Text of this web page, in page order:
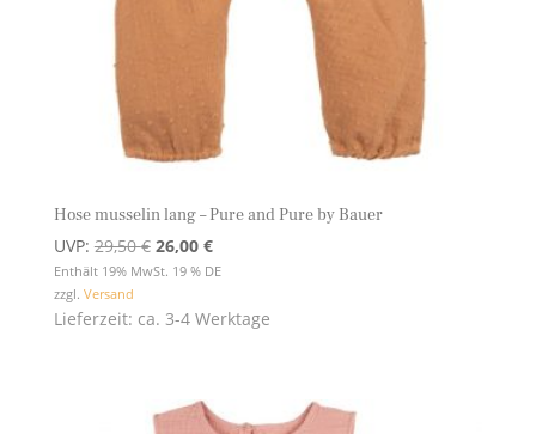
Hose musselin lang – Pure and Pure by Bauer
UVP: 29,50€ Ursprünglicher
Preis
29,50 €
26,00 €Aktueller
Preis
26,00 €.
Enthält 19% MwSt. 19 % DE
zzgl. Versand
Lieferzeit: ca. 3-4 Werktage